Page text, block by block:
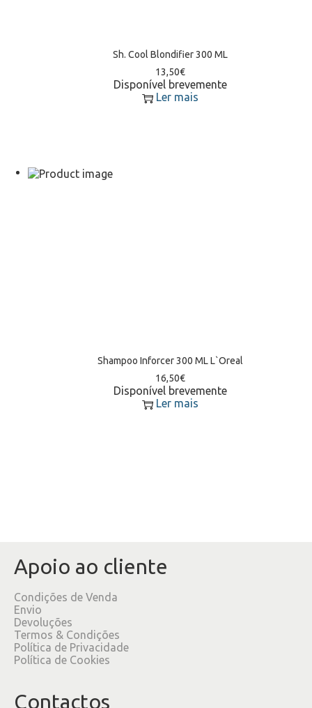
Sh. Cool Blondifier 300 ML
13,50€
Disponível brevemente
Ler mais
Shampoo Inforcer 300 ML L`Oreal
16,50€
Disponível brevemente
Ler mais
Apoio ao cliente
Condições de Venda
Envio
Devoluções
Termos & Condições
Política de Privacidade
Política de Cookies
Contactos